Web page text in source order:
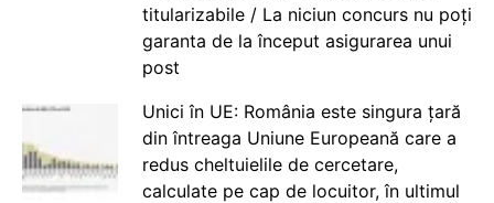
titularizabile / La niciun concurs nu poți
garanta de la început asigurarea unui
post
Unici în UE: România este singura țară
din întreaga Uniune Europeană care a
redus cheltuielile de cercetare,
calculate pe cap de locuitor, în ultimul